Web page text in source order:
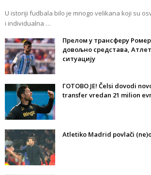
U istoriji fudbala bilo je mnogo velikana koji su
i individualna …
Прелом у трансферу
довољно средстава,
ситуацију
ГОТОВО ЈЕ! Čelsi dovodi
transfer vredan 21 milion
Atletiko Madrid povlači